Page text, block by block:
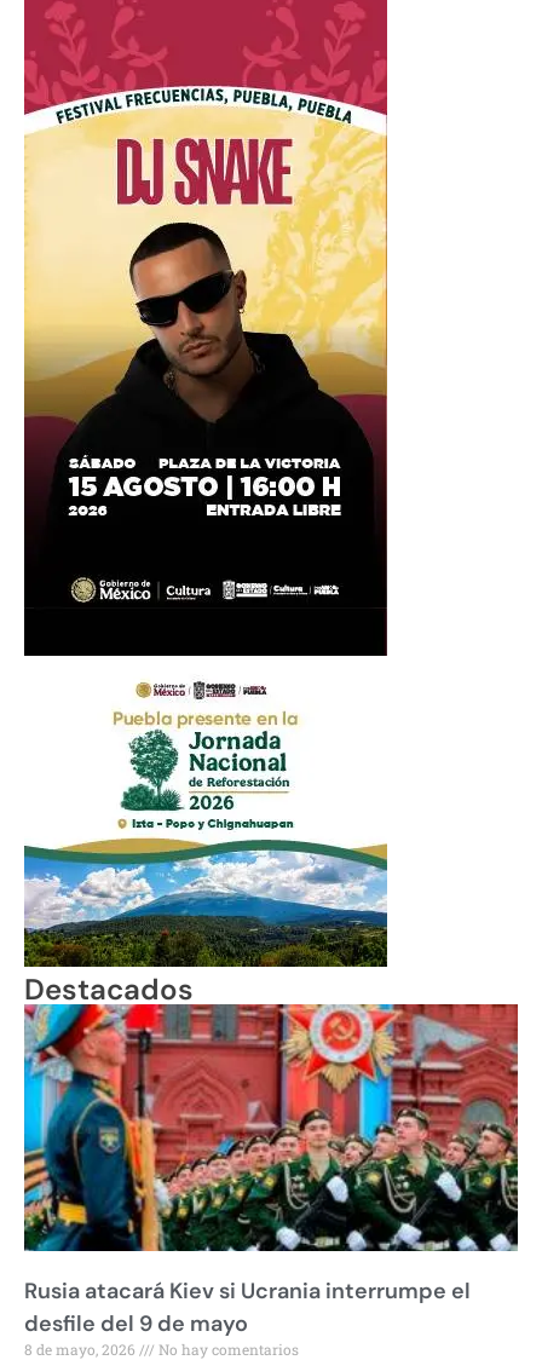
Destacados
Rusia atacará Kiev si Ucrania interrumpe el
desfile del 9 de mayo
8 de mayo, 2026 No hay comentarios